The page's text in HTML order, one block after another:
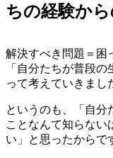
ちの経験か
解決すべき問題＝困
「自分たちが普段
って考えていきまし
というのも、「自分
ことなんて知らない
い」と思ったからで